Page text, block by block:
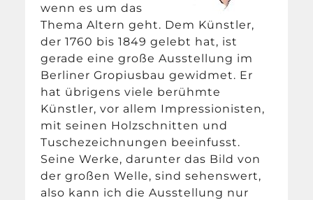
wenn es um das
Thema Altern geht. Dem Künstler,
der 1760 bis 1849 gelebt hat, ist
gerade eine große Ausstellung im
Berliner Gropiusbau gewidmet. Er
hat übrigens viele berühmte
Künstler, vor allem Impressionisten,
mit seinen Holzschnitten und
Tuschezeichnungen beeinfusst.
Seine Werke, darunter das Bild von
der großen Welle, sind sehenswert,
also kann ich die Ausstellung nur